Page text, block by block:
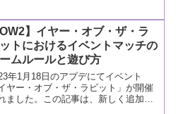
OW2】イヤー・オブ・ザ・ラ
トにおけるイベントマッチの
ムルールと遊び方
年1月18日のアプデにてイベント
イヤー・オブ・ザ・ラビット」が開催
ました。この記事は、新しく追加さ